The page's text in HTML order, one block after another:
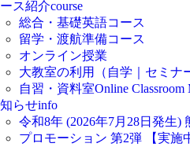
ス紹介course
総合・基礎英語コース
留学・渡航準備コース
オンライン授業
大教室の利用（自学｜セミナ
自習・資料室Online Classroom
らせinfo
令和8年 (2026年7月28日発生)
プロモーション 第2弾 【実施